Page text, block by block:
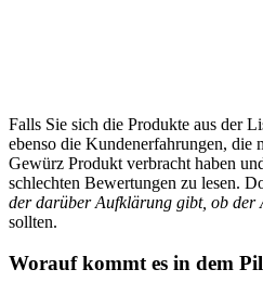
Falls Sie sich die Produkte aus der
ebenso die Kundenerfahrungen, die
Gewürz Produkt verbracht haben
schlechten Bewertungen zu lesen.
der darüber Aufklärung gibt, ob der
sollten.
Worauf kommt es in dem